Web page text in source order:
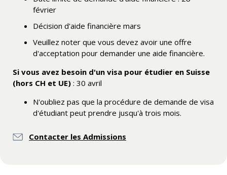
février
Décision d'aide financière mars
Veuillez noter que vous devez avoir une offre
d'acceptation pour demander une aide financière.
Si vous avez besoin d'un visa pour étudier en Suisse
(hors CH et UE) : 30 avril
N'oubliez pas que la procédure de demande de visa
d'étudiant peut prendre jusqu'à trois mois.
Contacter les Admissions